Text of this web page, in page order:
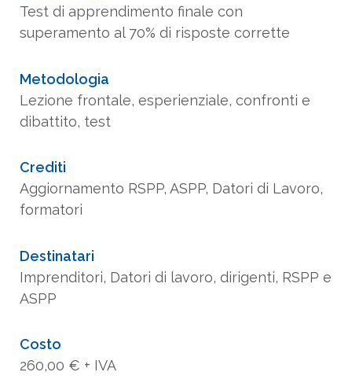
Test di apprendimento finale con
superamento al 70% di risposte corrette
Metodologia
Lezione frontale, esperienziale, confronti e
dibattito, test
Crediti
Aggiornamento RSPP, ASPP, Datori di Lavoro,
formatori
Destinatari
Imprenditori, Datori di lavoro, dirigenti, RSPP e
ASPP
Costo
260,00 € + IVA